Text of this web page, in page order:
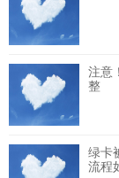
注意
整
绿卡
流程